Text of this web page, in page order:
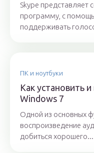
Skype представляет
программу, с
поддерживать
ПК и ноутбуки
Как установить
Windows 7
Одной из основных
воспроизведение
добиться хорошего...